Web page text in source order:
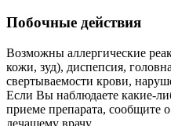
Побочные действия
Возможны аллергические
кожи, зуд), диспепсия,
свертываемости крови,
Если Вы наблюдаете какие-
приеме препарата, сообщите
лечащему врачу.